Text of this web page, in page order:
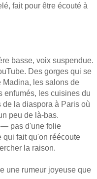
fait pour être écouté à
basse, voix suspendue.
Des gorges qui se
Madina, les salons de
enfumés, les cuisines du
la diaspora à Paris où
peu de là-bas.
pas d'une folie
qui fait qu'on réécoute
la raison.
une rumeur joyeuse que